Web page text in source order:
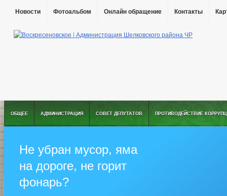
Новости Фотоальбом Онлайн обращение Контакты
ОБЩЕЕ АДМИНИСТРАЦИЯ СОВЕТ ДЕПУТАТОВ ПРОТИВОДЕЙСТВИЕ
Не убран мусор, яма
на дороге, не горит
фонарь?